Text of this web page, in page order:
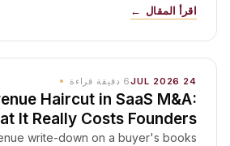
اقرأ المقال
24 JUL 2026
6 دقيقة قراءة
Haircut in SaaS M&A:
It Really Costs Founders
write-down on a buyer's books